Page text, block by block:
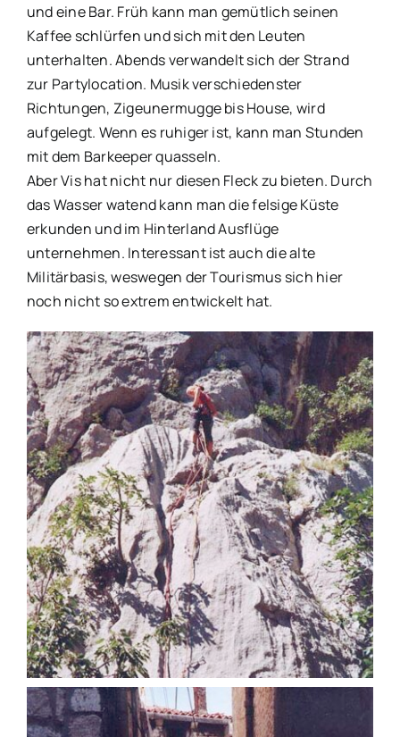
und eine Bar. Früh kann man gemütlich seinen
Kaffee schlürfen und sich mit den Leuten
unterhalten. Abends verwandelt sich der Strand
zur Partylocation. Musik verschiedenster
Richtungen, Zigeunermugge bis House, wird
aufgelegt. Wenn es ruhiger ist, kann man Stunden
mit dem Barkeeper quasseln.
Aber Vis hat nicht nur diesen Fleck zu bieten. Durch
das Wasser watend kann man die felsige Küste
erkunden und im Hinterland Ausflüge
unternehmen. Interessant ist auch die alte
Militärbasis, weswegen der Tourismus sich hier
noch nicht so extrem entwickelt hat.